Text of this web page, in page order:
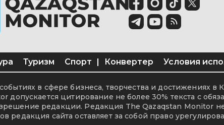
Туризм Спорт | Конвертер Условия
в сфере бизнеса, творчества и достижениях в
допускается цитирование не более 30% текста с
редакции. Редакция The Qazaqstan Monitor
редакция сайта оставляет за собой право